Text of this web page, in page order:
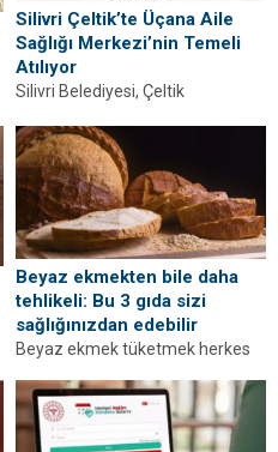
Silivri Çeltik’te Üçana Aile
Sağlığı Merkezi’nin Temeli
Atılıyor
Silivri Belediyesi, Çeltik
Merkezi ve Ebe Evi’nin temelini
atıyor.
Beyaz ekmekten bile daha
tehlikeli: Bu 3 gıda sizi
sağlığınızdan edebilir
Beyaz ekmek tüketmek herkes
Bu bilgi doğru olsa da, gün
içinde...